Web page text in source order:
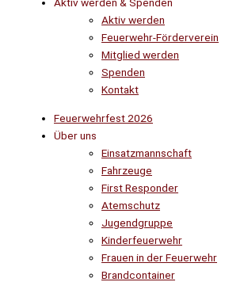
Aktiv werden
Feuerwehr-Förderverein
Mitglied werden
Spenden
Kontakt
Feuerwehrfest 2026
Über uns
Einsatzmannschaft
Fahrzeuge
First Responder
Atemschutz
Jugendgruppe
Kinderfeuerwehr
Frauen in der Feuerwehr
Brandcontainer